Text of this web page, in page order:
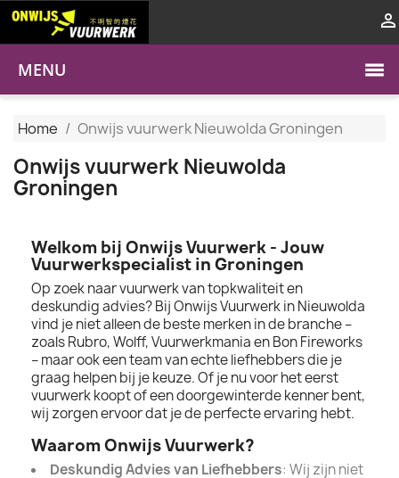

MENU
Home Onwijs vuurwerk Nieuwolda Groningen
Onwijs vuurwerk Nieuwolda
Groningen
Welkom bij Onwijs Vuurwerk - Jouw
Vuurwerkspecialist in Groningen
Op zoek naar vuurwerk van topkwaliteit en
deskundig advies? Bij Onwijs Vuurwerk in Nieuwolda
vind je niet alleen de beste merken in de branche –
zoals Rubro, Wolff, Vuurwerkmania en Bon Fireworks
– maar ook een team van echte liefhebbers die je
graag helpen bij je keuze. Of je nu voor het eerst
vuurwerk koopt of een doorgewinterde kenner bent,
wij zorgen ervoor dat je de perfecte ervaring hebt.
Waarom Onwijs Vuurwerk?
Deskundig Advies van Liefhebbers: Wij zijn niet